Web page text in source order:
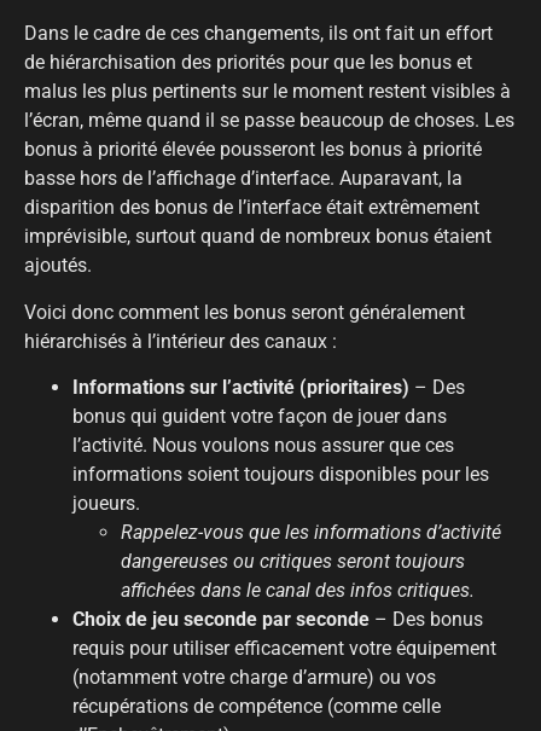
Dans le cadre de ces changements, ils ont fait un effort
de hiérarchisation des priorités pour que les bonus et
malus les plus pertinents sur le moment restent visibles à
l’écran, même quand il se passe beaucoup de choses. Les
bonus à priorité élevée pousseront les bonus à priorité
basse hors de l’affichage d’interface. Auparavant, la
disparition des bonus de l’interface était extrêmement
imprévisible, surtout quand de nombreux bonus étaient
ajoutés.
Voici donc comment les bonus seront généralement
hiérarchisés à l’intérieur des canaux :
Informations sur l’activité (prioritaires) – Des
bonus qui guident votre façon de jouer dans
l’activité. Nous voulons nous assurer que ces
informations soient toujours disponibles pour les
joueurs.
Rappelez-vous que les informations d’activité
dangereuses ou critiques seront toujours
affichées dans le canal des infos critiques.
Choix de jeu seconde par seconde – Des bonus
requis pour utiliser efficacement votre équipement
(notamment votre charge d’armure) ou vos
récupérations de compétence (comme celle